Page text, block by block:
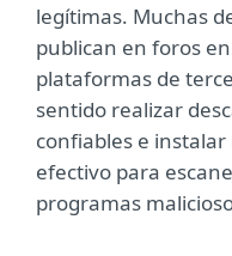
legítimas. Muchas
publican en foros
plataformas de
sentido realizar
confiables e
efectivo para
programas